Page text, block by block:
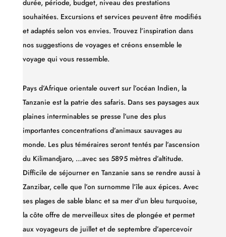
durée, période, budget, niveau des prestations
souhaitées. Excursions et services peuvent être modifiés
et adaptés selon vos envies. Trouvez l’inspiration dans
nos suggestions de voyages et créons ensemble le
voyage qui vous ressemble.
Pays d’Afrique orientale ouvert sur l’océan Indien, la
Tanzanie est la patrie des safaris. Dans ses paysages aux
plaines interminables se presse l’une des plus
importantes concentrations d’animaux sauvages au
monde. Les plus téméraires seront tentés par l’ascension
du Kilimandjaro, …avec ses 5895 mètres d’altitude.
Difficile de séjourner en Tanzanie sans se rendre aussi à
Zanzibar, celle que l’on surnomme l’île aux épices. Avec
ses plages de sable blanc et sa mer d’un bleu turquoise,
la côte offre de merveilleux sites de plongée et permet
aux voyageurs de juillet et de septembre d’apercevoir